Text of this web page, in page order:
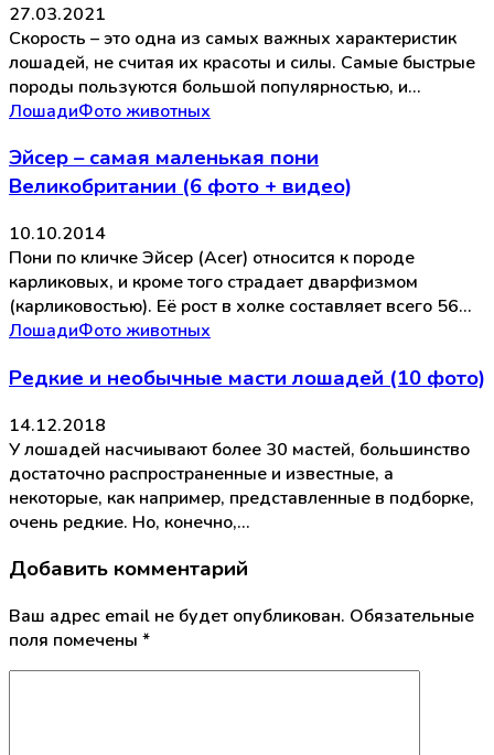
27.03.2021
Скорость – это одна из самых важных характеристик
лошадей, не считая их красоты и силы. Самые быстрые
породы пользуются большой популярностью, и…
ЛошадиФото животных
Эйсер – самая маленькая пони
Великобритании (6 фото + видео)
10.10.2014
Пони по кличке Эйсер (Acer) относится к породе
карликовых, и кроме того страдает дварфизмом
(карликовостью). Её рост в холке составляет всего 56…
ЛошадиФото животных
Редкие и необычные масти лошадей (10 фото)
14.12.2018
У лошадей насчиывают более 30 мастей, большинство
достаточно распространенные и известные, а
некоторые, как например, представленные в подборке,
очень редкие. Но, конечно,…
Добавить комментарий
Ваш адрес email не будет опубликован. Обязательные
поля помечены *